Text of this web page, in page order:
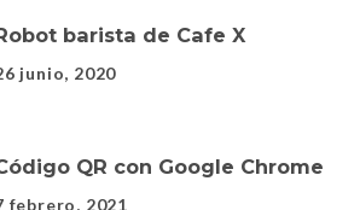
barista de Cafe X
junio, 2020
QR con Google Chrome
febrero, 2021